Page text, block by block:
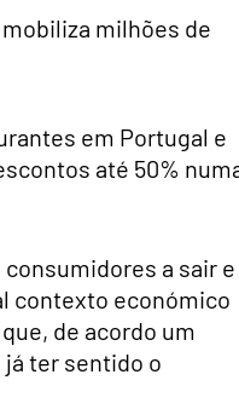
milhões de
em Portugal e
até 50%
a sair e
contexto económico
de acordo um
já ter sentido o